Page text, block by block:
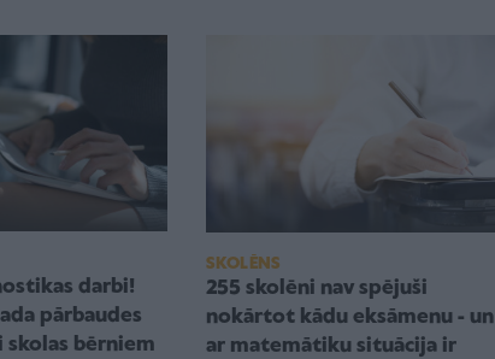
darbi!
pārbaudes
bērniem
SKOLĒNS
255 skolēni nav spējuši
nokārtot kādu eksāmenu - un
ar matemātiku situācija ir